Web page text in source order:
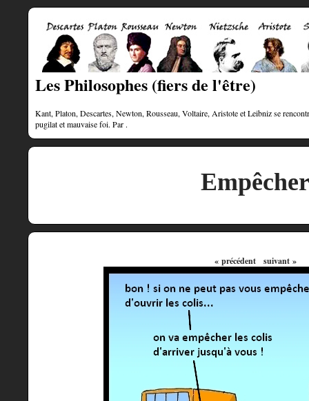
Les Philosophes (fiers de l'être)
Kant, Platon, Descartes, Newton, Rousseau, Voltaire, Aristote et Leibniz se
pugilat et mauvaise foi. Par .
Empêcher
« précédent suivant »